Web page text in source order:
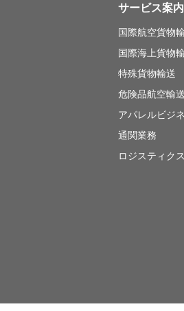
サービス案内
国際航空貨物
国際海上貨物
特殊貨物輸送
危険品航空輸送
アパレルビジ
通関業務
ロジスティクス